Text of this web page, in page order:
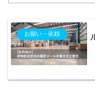
お願い・依頼